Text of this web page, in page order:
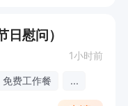
慰问）
1小时前
免费工作餐 ...